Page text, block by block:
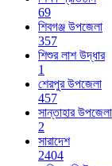
69
শিবগঞ্জ উপজেলা
357
শিশুর লাশ উদ্ধার
1
শেরপুর উপজেলা
457
সান্তাহার উপজেলা
2
সারাদেশ
2404